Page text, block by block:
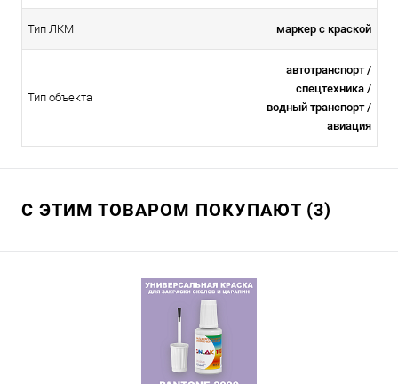
Тип ЛКМ маркер с краской
Тип объекта
автотранспорт /
спецтехника /
водный транспорт /
авиация
С ЭТИМ ТОВАРОМ ПОКУПАЮТ (3)